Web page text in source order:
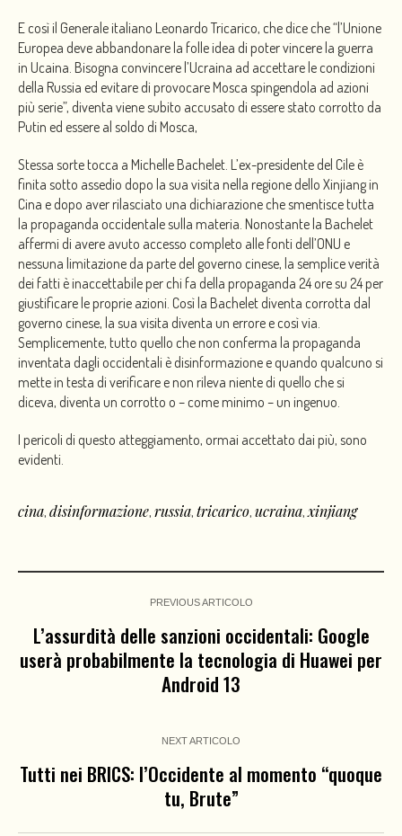
E così il Generale italiano Leonardo Tricarico, che dice che “l’Unione
Europea deve abbandonare la folle idea di poter vincere la guerra
in Ucaina. Bisogna convincere l’Ucraina ad accettare le condizioni
della Russia ed evitare di provocare Mosca spingendola ad azioni
più serie”, diventa viene subito accusato di essere stato corrotto da
Putin ed essere al soldo di Mosca,
Stessa sorte tocca a Michelle Bachelet. L’ex-presidente del Cile è
finita sotto assedio dopo la sua visita nella regione dello Xinjiang in
Cina e dopo aver rilasciato una dichiarazione che smentisce tutta
la propaganda occidentale sulla materia. Nonostante la Bachelet
affermi di avere avuto accesso completo alle fonti dell’ONU e
nessuna limitazione da parte del governo cinese, la semplice verità
dei fatti è inaccettabile per chi fa della propaganda 24 ore su 24 per
giustificare le proprie azioni. Così la Bachelet diventa corrotta dal
governo cinese, la sua visita diventa un errore e così via.
Semplicemente, tutto quello che non conferma la propaganda
inventata dagli occidentali è disinformazione e quando qualcuno si
mette in testa di verificare e non rileva niente di quello che si
diceva, diventa un corrotto o – come minimo – un ingenuo.
I pericoli di questo atteggiamento, ormai accettato dai più, sono
evidenti.
cina, disinformazione, russia, tricarico, ucraina, xinjiang
PREVIOUS ARTICOLO
L’assurdità delle sanzioni occidentali: Google
userà probabilmente la tecnologia di Huawei per
Android 13
NEXT ARTICOLO
Tutti nei BRICS: l’Occidente al momento “quoque
tu, Brute”